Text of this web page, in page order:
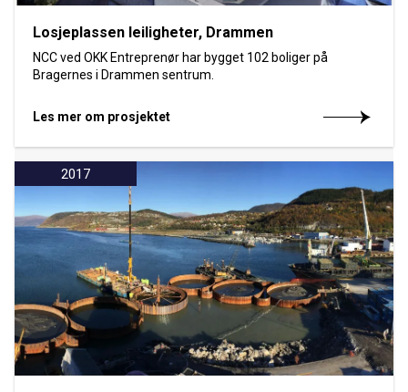
Losjeplassen leiligheter, Drammen
NCC ved OKK Entreprenør har bygget 102 boliger på
Bragernes i Drammen sentrum.
Les mer om prosjektet
2017